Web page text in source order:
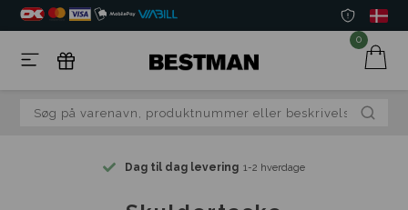
0
Dag til dag levering 1-2 hverdage